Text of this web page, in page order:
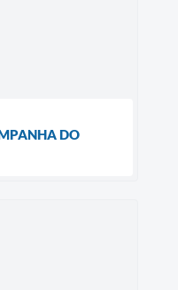
DO